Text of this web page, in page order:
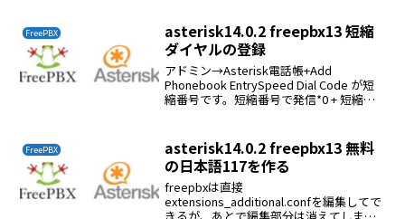
た。/var/lib/asterisk/sounds/...
FreePBX
asterisk14.0.2 freepbx13 短縮
ダイヤルの登録
アドミン→Asterisk電話帳+Add
Phonebook EntrySpeed Dial Code が短
縮番号です。短縮番号で発信*0 + 短縮番
FreePBX
asterisk14.0.2 freepbx13 無料
の日本語117を作る
freepbxは直接
extensions_additional.confを編集してで